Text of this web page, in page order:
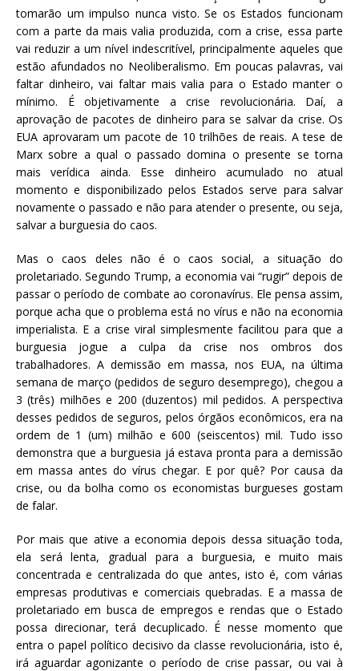
tomarão um impulso nunca visto. Se os Estados funcionam
com a parte da mais valia produzida, com a crise, essa parte
vai reduzir a um nível indescritível, principalmente aqueles que
estão afundados no Neoliberalismo. Em poucas palavras, vai
faltar dinheiro, vai faltar mais valia para o Estado manter o
mínimo. É objetivamente a crise revolucionária. Daí, a
aprovação de pacotes de dinheiro para se salvar da crise. Os
EUA aprovaram um pacote de 10 trilhões de reais. A tese de
Marx sobre a qual o passado domina o presente se torna
mais verídica ainda. Esse dinheiro acumulado no atual
momento e disponibilizado pelos Estados serve para salvar
novamente o passado e não para atender o presente, ou seja,
salvar a burguesia do caos.
Mas o caos deles não é o caos social, a situação do
proletariado. Segundo Trump, a economia vai “rugir” depois de
passar o período de combate ao coronavírus. Ele pensa assim,
porque acha que o problema está no vírus e não na economia
imperialista. E a crise viral simplesmente facilitou para que a
burguesia jogue a culpa da crise nos ombros dos
trabalhadores. A demissão em massa, nos EUA, na última
semana de março (pedidos de seguro desemprego), chegou a
3 (três) milhões e 200 (duzentos) mil pedidos. A perspectiva
desses pedidos de seguros, pelos órgãos econômicos, era na
ordem de 1 (um) milhão e 600 (seiscentos) mil. Tudo isso
demonstra que a burguesia já estava pronta para a demissão
em massa antes do vírus chegar. E por quê? Por causa da
crise, ou da bolha como os economistas burgueses gostam
de falar.
Por mais que ative a economia depois dessa situação toda,
ela será lenta, gradual para a burguesia, e muito mais
concentrada e centralizada do que antes, isto é, com várias
empresas produtivas e comerciais quebradas. E a massa de
proletariado em busca de empregos e rendas que o Estado
possa direcionar, terá decuplicado. É nesse momento que
entra o papel político decisivo da classe revolucionária, isto é,
irá aguardar agonizante o período de crise passar, ou vai à